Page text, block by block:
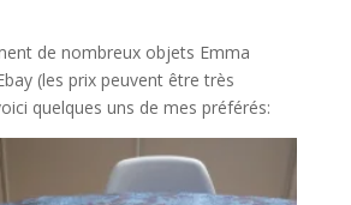
de nombreux objets Emma
(les prix peuvent être très
quelques uns de mes préférés: